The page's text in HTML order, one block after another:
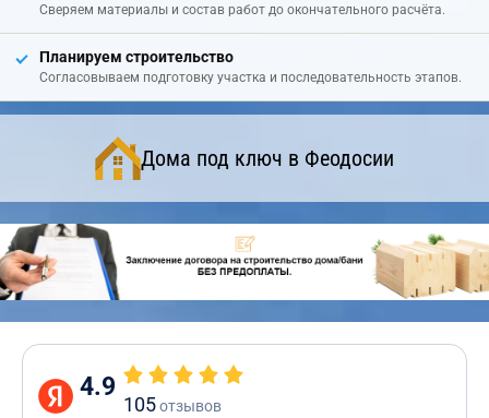
Сверяем материалы и состав работ до окончательного расчёта.
Планируем строительство
Согласовываем подготовку участка и последовательность этапов.
Дома под ключ в Феодосии
4.9
105отзывов